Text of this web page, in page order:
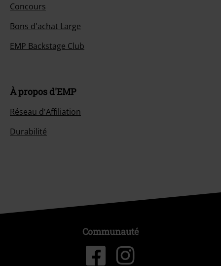
Concours
Bons d'achat Large
EMP Backstage Club
À propos d'EMP
Réseau d'Affiliation
Durabilité
Communauté